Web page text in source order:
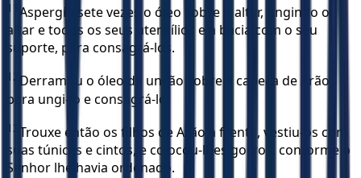
11
Aspergiu sete vezes o óleo sobre o altar, ungindo o
altar e todos os seus utensílios e a bacia com o seu
suporte, para consagrá-los.
12 Derramou o óleo da unção sobre a cabeça de Arão
para ungi-lo e consagrá-lo.
13 Trouxe então os filhos de Arão à frente, vestiu-os com
suas túnicas e cintos, e colocou-lhes gorros, conforme o
Senhor lhe havia ordenado.